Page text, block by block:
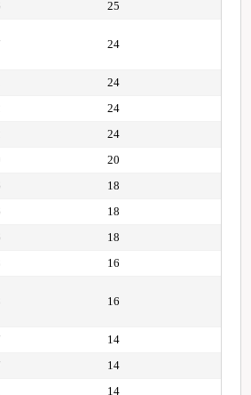
25
24
24
24
24
20
18
18
18
16
16
14
14
14